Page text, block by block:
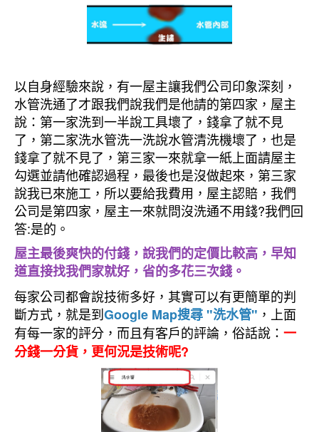
以自身經驗來說，有一屋主讓我們公司印象深刻，
水管洗通了才跟我們說我們是他請的第四家，屋主
說：第一家洗到一半說工具壞了，錢拿了就不見
了，第二家洗水管洗一洗說水管清洗機壞了，也是
錢拿了就不見了，第三家一來就拿一紙上面請屋主
勾選並請他確認過程，最後也是沒做起來，第三家
說我已來施工，所以要給我費用，屋主認賠，我們
公司是第四家，屋主一來就問沒洗通不用錢?我們回
答:是的。
屋主最後爽快的付錢，說我們的定價比較高，早知
道直接找我們家就好，省的多花三次錢。
每家公司都會說技術多好，其實可以有更簡單的判
斷方式，就是到Google Map搜尋 "洗水管" ，上面
有每一家的評分，而且有客戶的評論，俗話說： 一
分錢一分貨，更何況是技術呢?